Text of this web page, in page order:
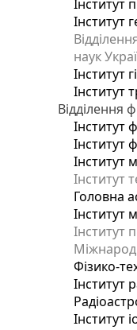
Інститут
Інститут
наук
Інститут
Інститут
Відділення
Інститут
Інститут
Інститут
Інститут
Головна
Інститут
Інститут
Фізико-
Інститут
Інститут